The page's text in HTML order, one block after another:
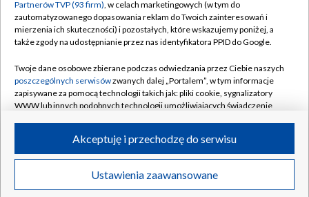
Centrum informacji TVP
Naziemna Telewizja Cyfrowa
Rada Programowa
System NOS
Informacje o nadawcy
Program dla prasy
Ogłoszenie przetargowe
Moje zgody
Pomoc
Kontakt
Kanały
©2026 Telewizja Polska S.A. w likwidacji
Partnerów TVP (93 firm), w celach marketingowych (w tym do
zautomatyzowanego dopasowania reklam do Twoich zainteresowań i
mierzenia ich skuteczności) i pozostałych, które wskazujemy poniżej, a
także zgody na udostępnianie przez nas identyfikatora PPID do Google.
Twoje dane osobowe zbierane podczas odwiedzania przez Ciebie naszych
poszczególnych serwisówzwanych dalej „Portalem”, w tym informacje
zapisywane za pomocą technologii takich jak: pliki cookie, sygnalizatory
WWW lub innych podobnych technologii umożliwiających świadczenie
ruchu w Internecie.
Twoje dane osobowe zbierane podczas odwiedzania przez Ciebie
poszczególnych serwisówna Portalu, takie jak adresy IP, identyfikatory
Ustawienia zaawansowane
Akceptuję i przechodzę do serwisu